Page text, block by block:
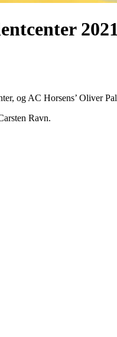
og AC Horsens’ Oliver
Ravn.